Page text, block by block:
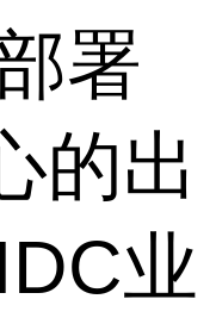
署
的出
业